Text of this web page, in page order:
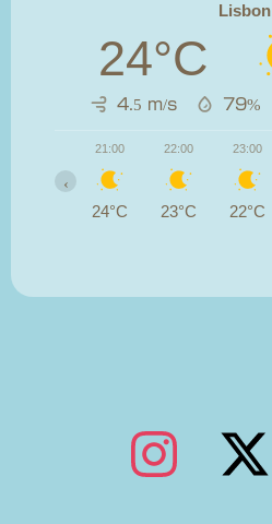
Lisbon
24°C
4.5 m/s 79%
21:00
24°C
22:00
23°C
23:00
22°C
‹